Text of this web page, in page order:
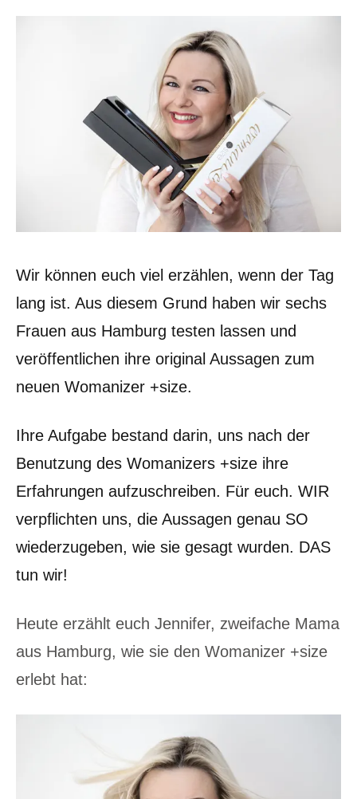
Wir können euch viel erzählen, wenn der Tag
lang ist. Aus diesem Grund haben wir sechs
Frauen aus Hamburg testen lassen und
veröffentlichen ihre original Aussagen zum
neuen Womanizer +size.
Ihre Aufgabe bestand darin, uns nach der
Benutzung des Womanizers +size ihre
Erfahrungen aufzuschreiben. Für euch. WIR
verpflichten uns, die Aussagen genau SO
wiederzugeben, wie sie gesagt wurden. DAS
tun wir!
Heute erzählt euch Jennifer, zweifache Mama
aus Hamburg, wie sie den Womanizer +size
erlebt hat: